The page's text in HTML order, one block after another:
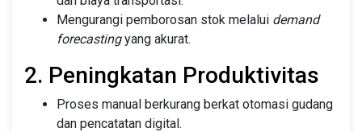
Mengurangi pemborosan stok melalui demand
forecastingyang akurat.
2. Peningkatan Produktivitas
Proses manual berkurang berkat otomasi gudang
dan pencatatan digital.